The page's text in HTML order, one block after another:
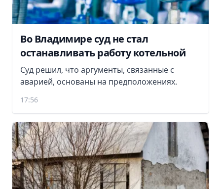
Во Владимире суд не стал
останавливать работу котельной
Суд решил, что аргументы, связанные с
аварией, основаны на предположениях.
17:56